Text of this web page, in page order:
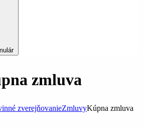
zmluva
zverejňovanieZmluvyKúpna zmluva